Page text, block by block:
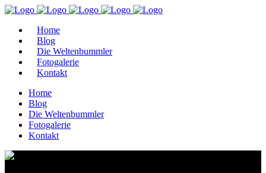
Home
Blog
Die Weltenbummler
Fotogalerie
Kontakt
Home
Blog
Die Weltenbummler
Fotogalerie
Kontakt